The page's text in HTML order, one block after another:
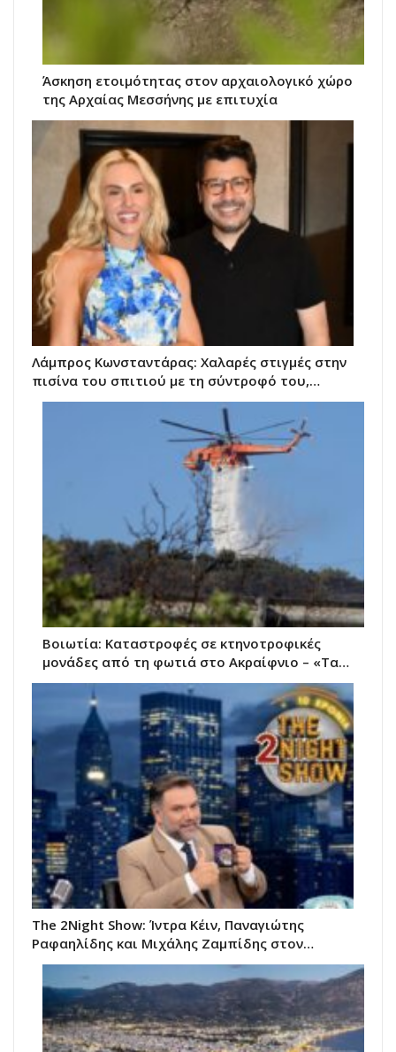
Άσκηση ετοιμότητας στον αρχαιολογικό χώρο
της Αρχαίας Μεσσήνης με επιτυχία
Λάμπρος Κωνσταντάρας: Χαλαρές στιγμές στην
πισίνα του σπιτιού με τη σύντροφό του,…
Βοιωτία: Καταστροφές σε κτηνοτροφικές
μονάδες από τη φωτιά στο Ακραίφνιο – «Τα…
The 2Night Show: Ίντρα Κέιν, Παναγιώτης
Ραφαηλίδης και Μιχάλης Ζαμπίδης στον…